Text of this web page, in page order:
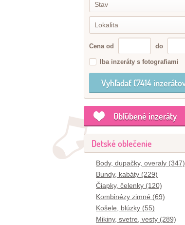
Stav
Cena od do
Iba inzeráty s fotografiami
Obľúbené inzeráty
Detské oblečenie
Body, dupačky, overaly (347)
Bundy, kabáty (229)
Čiapky, čelenky (120)
Kombinézy zimné (69)
Košele, blúzky (55)
Mikiny, svetre, vesty (289)